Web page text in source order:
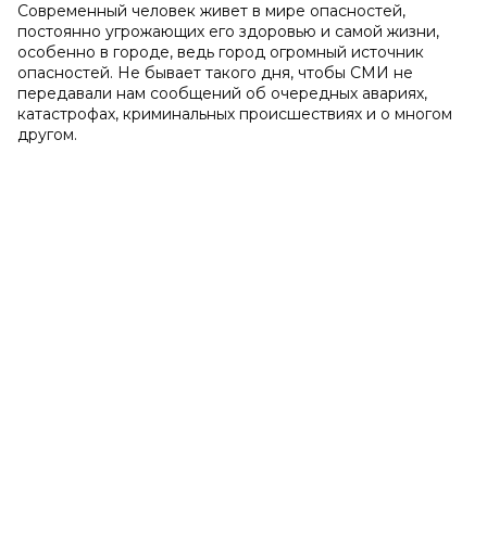
Современный человек живет в мире опасностей,
постоянно угрожающих его здоровью и самой жизни,
особенно в городе, ведь город огромный источник
опасностей. Не бывает такого дня, чтобы СМИ не
передавали нам сообщений об очередных авариях,
катастрофах, криминальных происшествиях и о многом
другом.